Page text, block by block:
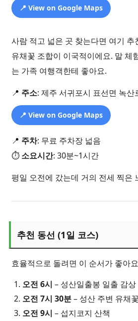
📍 View on Google Maps
사람 적고 넓은 곳 찾는다면 여기
유채꽃 조합이 이국적이에요. 말 체
는 가족 여행객한테 좋아요.
📍 주소: 제주 서귀포시 표선면 녹산
📍 View on Google Maps
📍 주차: 무료 주차장 넓음
⏱️ 소요시간: 30분~1시간
평일 오전에 갔는데 거의 전세 찍은
추천 동선 (1일 코스)
효율적으로 돌려면 이 순서가 좋아
오전 6시 – 성산일출봉 일출 감상
오전 7시 30분– 성산 주변 유채
오전 9시 – 섭지코지 산책